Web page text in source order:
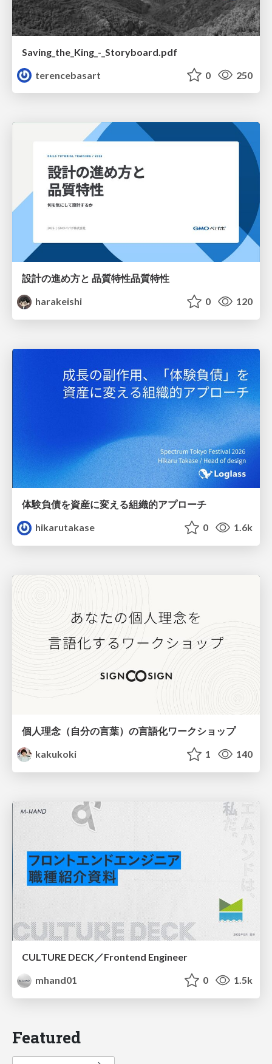
Saving_the_King_-_Storyboard.pdf
terencebasart
0 250
設計の進め方と 品質特性品質特性
harakeishi
0 120
体験負債を資産に変える組織的アプローチ
hikarutakase
0 1.6k
個人理念（自分の言葉）の言語化ワークショップ
kakukoki
1 140
CULTURE DECK／Frontend Engineer
mhand01
0 1.5k
Featured